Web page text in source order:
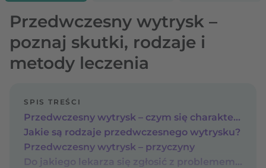
Przedwczesny wytrysk –
poznaj skutki, rodzaje i
metody leczenia
SPIS TREŚCI
Przedwczesny wytrysk – czym się charakteryzuje?
Jakie są rodzaje przedwczesnego wytrysku?
Przedwczesny wytrysk – przyczyny
Do jakiego lekarza się zgłosić z problemem przedwczesnego wytrysku?